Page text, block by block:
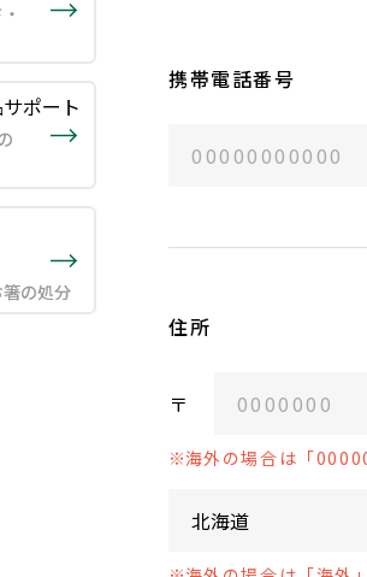
ポート
の処分
携帯電話番号
住所
〒
海外の場合は「